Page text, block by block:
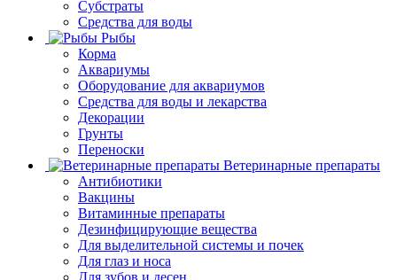
Субстраты
Средства для воды
Рыбы
Корма
Аквариумы
Оборудование для аквариумов
Средства для воды и лекарства
Декорации
Грунты
Переноски
Ветеринарные препараты
Антибиотики
Вакцины
Витаминные препараты
Дезинфицирующие вещества
Для выделительной системы и почек
Для глаз и носа
Для зубов и десен